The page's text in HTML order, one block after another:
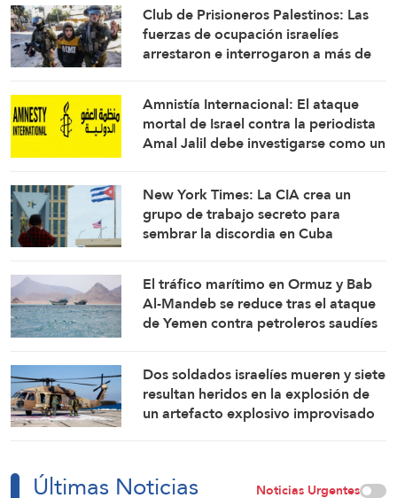
Club de Prisioneros Palestinos: Las
fuerzas de ocupación israelíes
arrestaron e interrogaron a más de
Amnistía Internacional: El ataque
mortal de Israel contra la periodista
Amal Jalil debe investigarse como un
New York Times: La CIA crea un
grupo de trabajo secreto para
sembrar la discordia en Cuba
El tráfico marítimo en Ormuz y Bab
Al-Mandeb se reduce tras el ataque
de Yemen contra petroleros saudíes
Dos soldados israelíes mueren y siete
resultan heridos en la explosión de
un artefacto explosivo improvisado
Últimas Noticias Noticias Urgentes